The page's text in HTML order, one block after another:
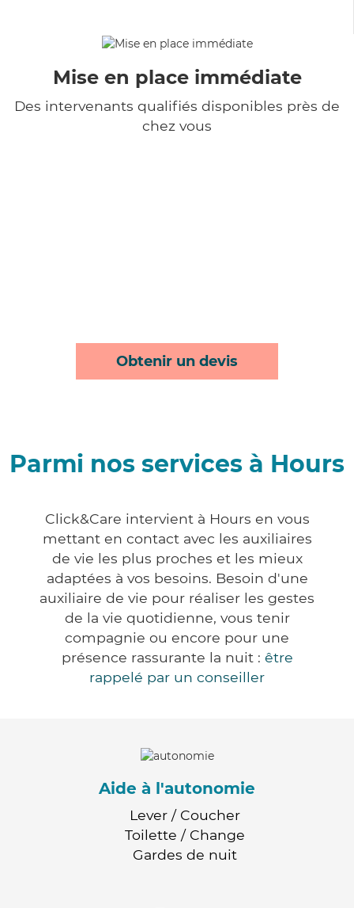
Mise en place immédiate
Des intervenants qualifiés disponibles près de
chez vous
Obtenir un devis
Parmi nos services à Hours
Click&Care intervient à Hours en vous
mettant en contact avec les auxiliaires
de vie les plus proches et les mieux
adaptées à vos besoins. Besoin d'une
auxiliaire de vie pour réaliser les gestes
de la vie quotidienne, vous tenir
compagnie ou encore pour une
présence rassurante la nuit : être
rappelé par un conseiller
Aide à l'autonomie
Lever / Coucher
Toilette / Change
Gardes de nuit